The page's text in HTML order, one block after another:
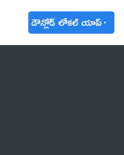
డౌన్లోడ్ లోకల్ యాప్